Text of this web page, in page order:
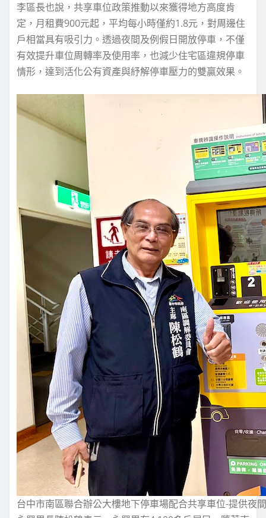
李區長也說，共享車位政策推動以來獲得地方高度肯
定，月租費900元起，平均每小時僅約1.8元，對周邊住
戶相當具有吸引力。透過夜間及例假日開放停車，不僅
有效提升車位周轉率及使用率，也減少住宅區違規停車
情形，達到活化公有資產與紓解停車壓力的雙贏效果。
台中市南區聯合辦公大樓地下停車場配合共享車位-提供夜